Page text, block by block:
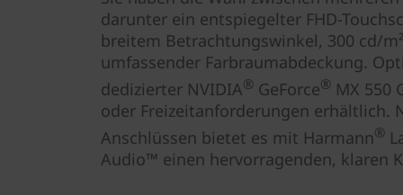
darunter ein entspiegelter FHD-
breitem Betrachtungswinkel, 300 cd/
umfassender Farbraumabdeckung.
dedizierter NVIDIA® GeForce® MX 550
oder Freizeitanforderungen erhältlich.
Anschlüssen bietet es mit Harmann®
Audio™ einen hervorragenden, klaren